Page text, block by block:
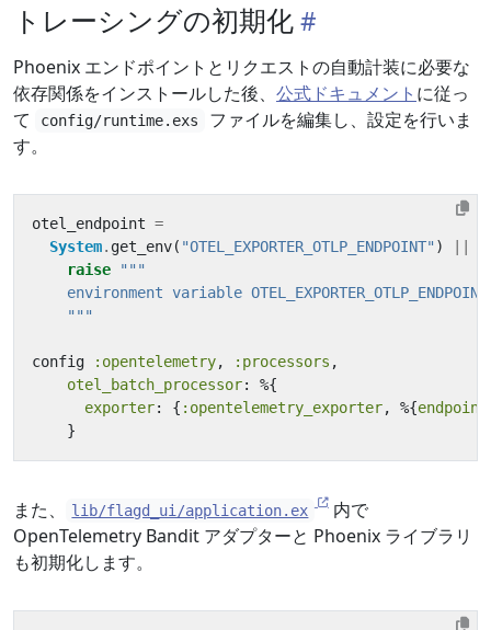
トレーシングの初期化
Phoenix エンドポイントとリクエストの自動計装に必要な
依存関係をインストールした後、 公式ドキュメント に従っ
て
config/runtime.exs
ファイルを編集し、設定を行いま
す。
otel_endpoint =
System. get_env( "OTEL_EXPORTER_OTLP_ENDPOINT" )
raise
    """
config :opentelemetry, :processors ,
otel_batch_processor:
%{
exporter: { :opentelemetry_exporter, %{
}
また、 lib/flagd_ui/application.ex
内で
OpenTelemetry Bandit アダプターと Phoenix ライブラリ
も初期化します。